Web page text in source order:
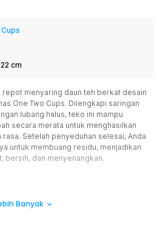
22 cm
repot menyaring daun teh berkat desain
One Two Cups. Dilengkapi saringan
lubang halus, teko ini mampu
secara merata untuk menghasilkan
rasa. Setelah penyeduhan selesai, Anda
untuk membuang residu, menjadikan
bersih, dan menyenangkan.
makan, ruang tamu, hingga kafe.
Banyak